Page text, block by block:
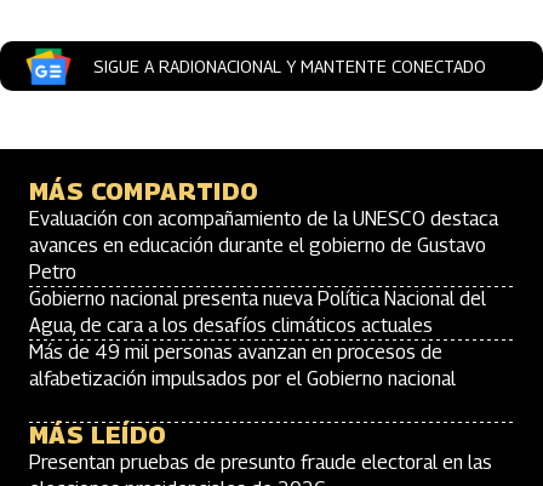
SIGUE A RADIONACIONAL Y MANTENTE CONECTADO
MÁS COMPARTIDO
Evaluación con acompañamiento de la UNESCO destaca
avances en educación durante el gobierno de Gustavo
Petro
Gobierno nacional presenta nueva Política Nacional del
Agua, de cara a los desafíos climáticos actuales
Más de 49 mil personas avanzan en procesos de
alfabetización impulsados por el Gobierno nacional
MÁS LEÍDO
Presentan pruebas de presunto fraude electoral en las